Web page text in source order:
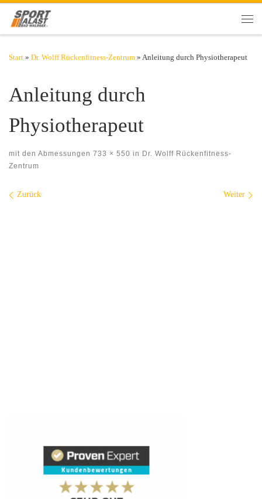
Zum Inhalt springen
Start » Dr. Wolff Rückenfitness-Zentrum » Anleitung durch Physiotherapeut
Anleitung durch
Physiotherapeut
mit den Abmessungen 733 × 550 in Dr. Wolff Rückenfitness-
Zentrum
Bilder Navigation
Zurück Weiter